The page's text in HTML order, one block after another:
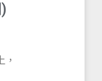
，